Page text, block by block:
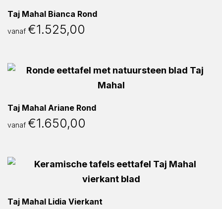
Taj Mahal Bianca Rond
vanaf €1.525,00
Taj Mahal Ariane Rond
vanaf €1.650,00
Taj Mahal Lidia Vierkant